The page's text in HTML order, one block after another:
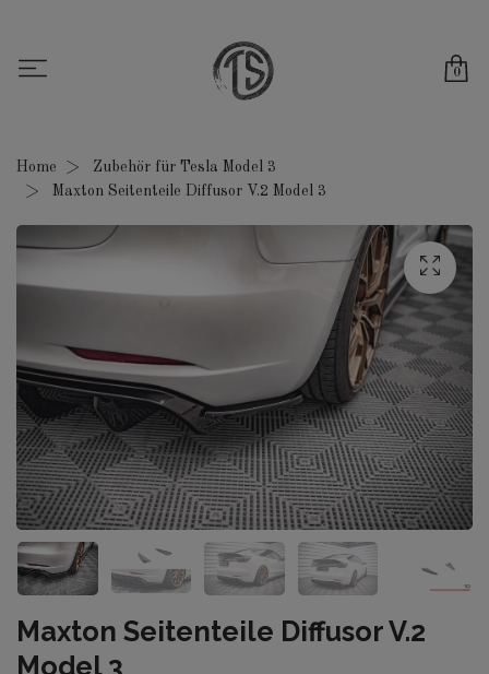
0
Home
Zubehör für Tesla Model 3
Maxton Seitenteile Diffusor V.2 Model 3
Maxton Seitenteile Diffusor V.2
Model 3